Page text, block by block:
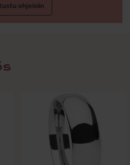
ohjeisiin
muunnelma.